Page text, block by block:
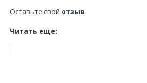
Оставьте свой отзыв.
Читать еще: